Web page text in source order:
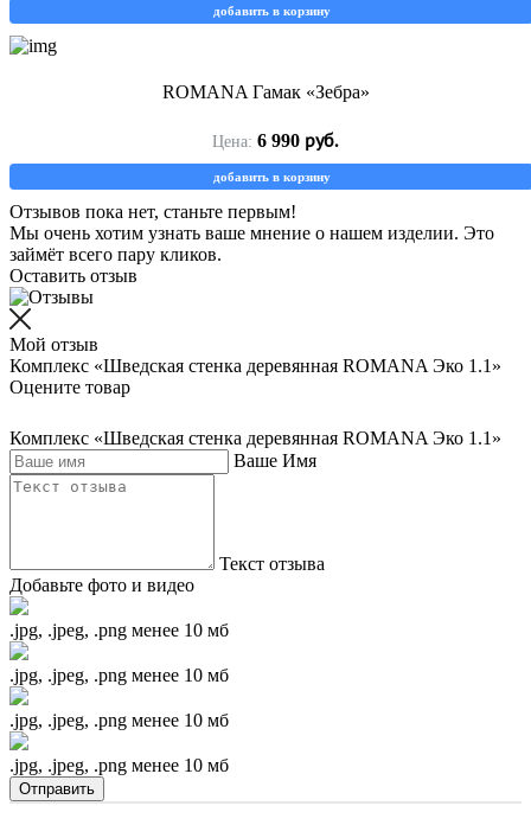
добавить в корзину
ROMANA Гамак «Зебра»
Цена: 6 990 руб.
добавить в корзину
Отзывов пока нет, станьте первым!
Мы очень хотим узнать ваше мнение о нашем изделии. Это
займёт всего пару кликов.
Оставить отзыв
Мой отзыв
Комплекс «Шведская стенка деревянная ROMANA Эко 1.1»
Оцените товар
Комплекс «Шведская стенка деревянная ROMANA Эко 1.1»
Ваше Имя
Текст отзыва
Добавьте фото и видео
.jpg, .jpeg, .png менее 10 мб
.jpg, .jpeg, .png менее 10 мб
.jpg, .jpeg, .png менее 10 мб
.jpg, .jpeg, .png менее 10 мб
Отправить